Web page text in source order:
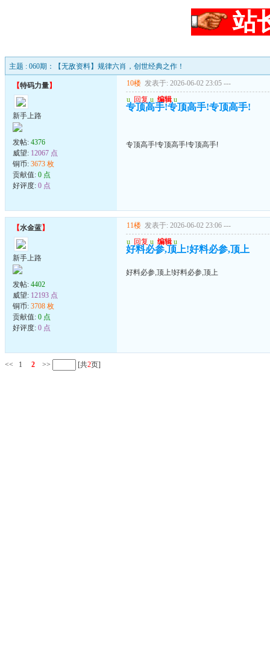
站
主题 : 060期：【无敌资料】规律六肖，创世经典之作！
【特码力量】
新手上路
发帖: 4376
威望: 12067 点
铜币: 3673 枚
贡献值: 0 点
好评度: 0 点
10楼 发表于: 2026-06-02 23:05 ---
u 回复 u 编辑 u
专顶高手!专顶高手!专顶高手!
专顶高手!专顶高手!专顶高手!
【水金蓝】
新手上路
发帖: 4402
威望: 12193 点
铜币: 3708 枚
贡献值: 0 点
好评度: 0 点
11楼 发表于: 2026-06-02 23:06 ---
u 回复 u 编辑 u
好料必参,顶上!好料必参,顶上
好料必参,顶上!好料必参,顶上
<< 1 2 >> [共2页]